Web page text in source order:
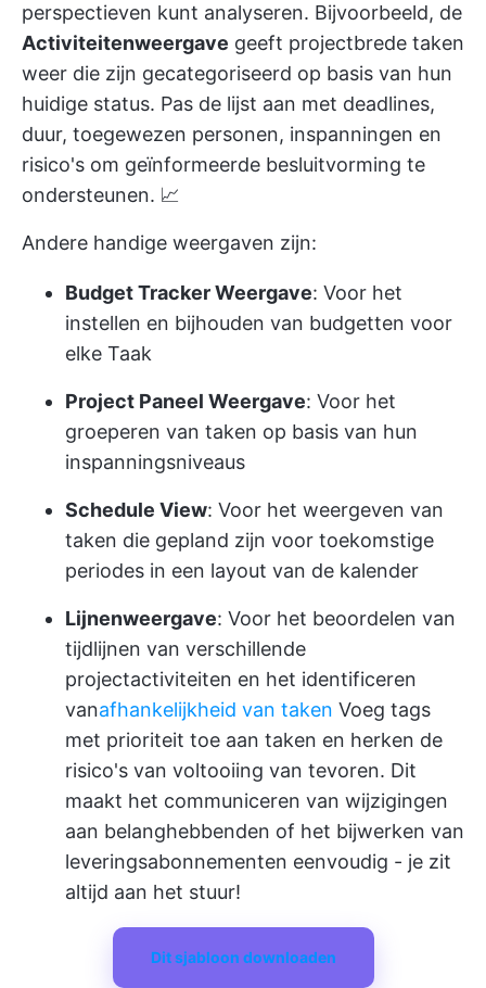
perspectieven kunt analyseren. Bijvoorbeeld, de
Activiteitenweergave geeft projectbrede taken
weer die zijn gecategoriseerd op basis van hun
huidige status. Pas de lijst aan met deadlines,
duur, toegewezen personen, inspanningen en
risico's om geïnformeerde besluitvorming te
ondersteunen. 📈
Andere handige weergaven zijn:
Budget Tracker Weergave: Voor het
instellen en bijhouden van budgetten voor
elke Taak
Project Paneel Weergave: Voor het
groeperen van taken op basis van hun
inspanningsniveaus
Schedule View: Voor het weergeven van
taken die gepland zijn voor toekomstige
periodes in een layout van de kalender
Lijnenweergave: Voor het beoordelen van
tijdlijnen van verschillende
projectactiviteiten en het identificeren
vanafhankelijkheid van taken Voeg tags
met prioriteit toe aan taken en herken de
risico's van voltooiing van tevoren. Dit
maakt het communiceren van wijzigingen
aan belanghebbenden of het bijwerken van
leveringsabonnementen eenvoudig - je zit
altijd aan het stuur!
Dit sjabloon downloaden